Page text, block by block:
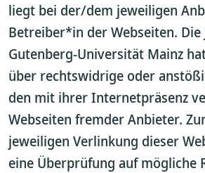
liegt bei der/dem jeweiligen
Betreiber*in der Webseiten. Die
Gutenberg-Universität Mainz
über rechtswidrige oder
den mit ihrer Internetpräsenz
Webseiten fremder Anbieter.
jeweiligen Verlinkung dieser
eine Überprüfung auf mögliche